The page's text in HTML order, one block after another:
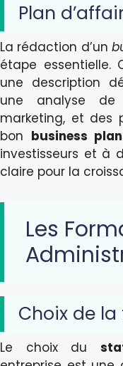
Plan
La rédaction d’un
étape essentielle.
une description
une analyse de
marketing, et des
bon business plan
investisseurs et à
claire pour la
Les
Choix de
Le choix du